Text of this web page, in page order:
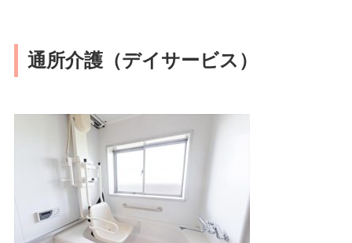
通所介護（デイサービス）